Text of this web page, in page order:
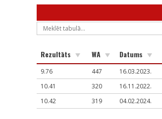
Rezultāts WA Datums
9.76 447 16.03.2023.
10.41
320 16.11.2022.
10.42
319 04.02.2024.